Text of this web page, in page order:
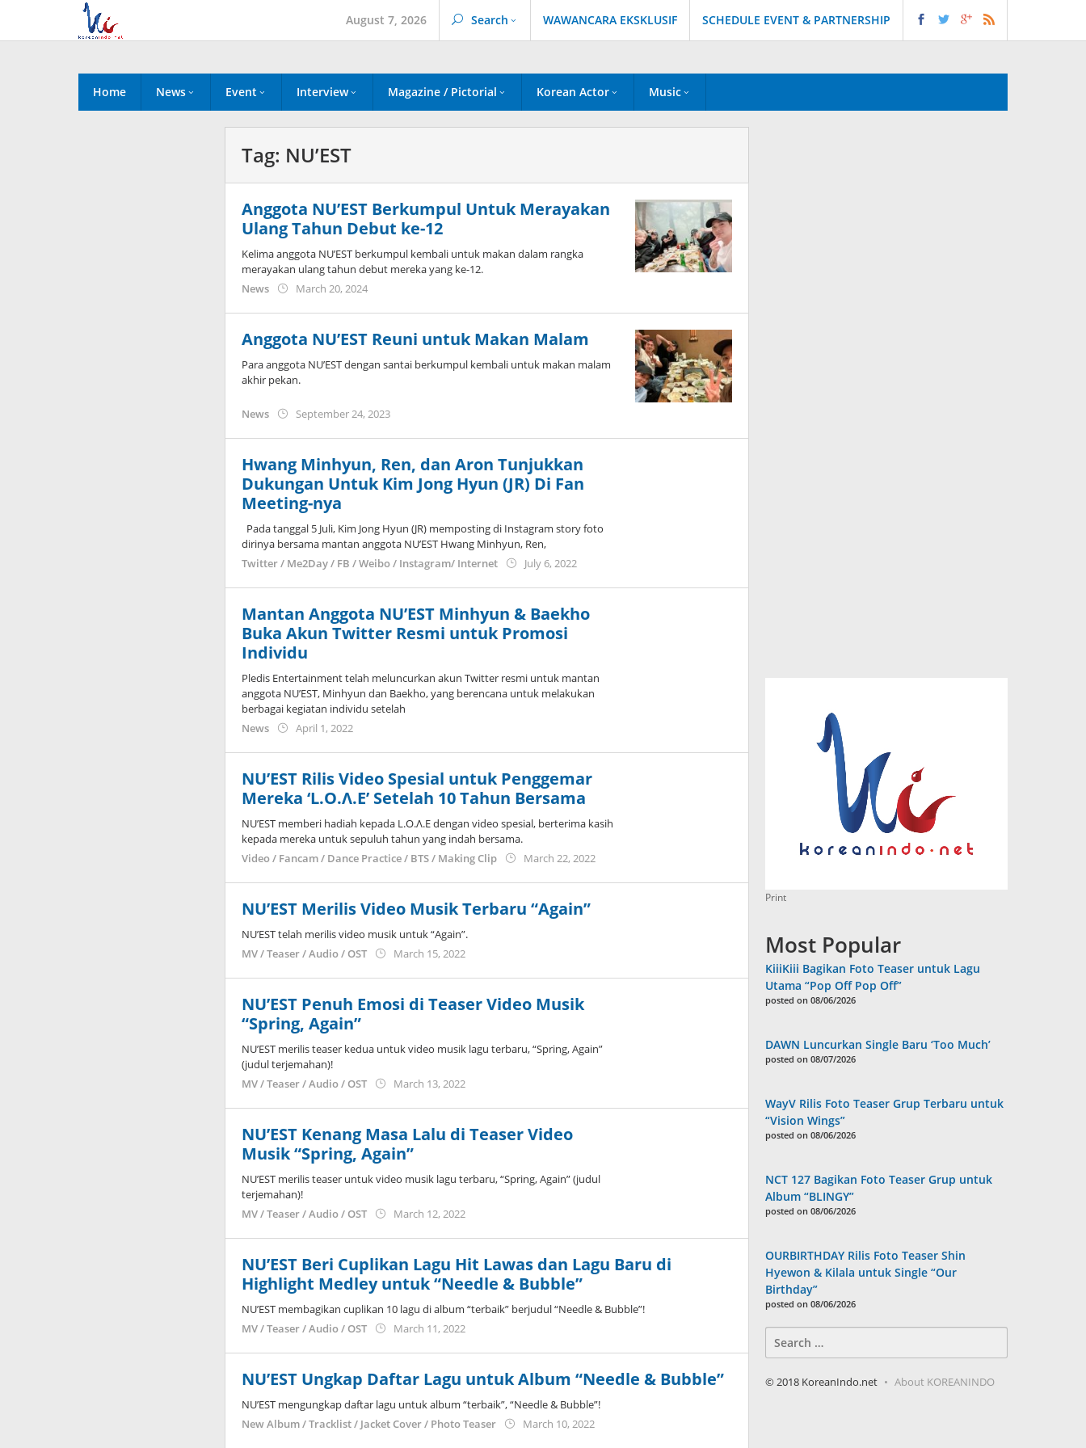
content
August 7, 2026 Search WAWANCARA EKSKLUSIF SCHEDULE EVENT & PARTNERSHIP
Home News Event Interview Magazine / Pictorial Korean Actor Music
Tag: NU’EST
Anggota NU’EST Berkumpul Untuk Merayakan
Ulang Tahun Debut ke-12
Kelima anggota NU’EST berkumpul kembali untuk makan dalam rangka
merayakan ulang tahun debut mereka yang ke-12.
News
March 20, 2024by
Anggota NU’EST Reuni untuk Makan Malam
Para anggota NU’EST dengan santai berkumpul kembali untuk makan malam
akhir pekan.
News September 24, 2023by
Hwang Minhyun, Ren, dan Aron Tunjukkan
Dukungan Untuk Kim Jong Hyun (JR) Di Fan
Meeting-nya
Pada tanggal 5 Juli, Kim Jong Hyun (JR) memposting di Instagram story foto
dirinya bersama mantan anggota NU’EST Hwang Minhyun, Ren,
Twitter / Me2Day / FB / Weibo / Instagram/ Internet
July 6, 2022by
Mantan Anggota NU’EST Minhyun & Baekho
Buka Akun Twitter Resmi untuk Promosi
Individu
Pledis Entertainment telah meluncurkan akun Twitter resmi untuk mantan
anggota NU’EST, Minhyun dan Baekho, yang berencana untuk melakukan
berbagai kegiatan individu setelah
News
April 1, 2022by
NU’EST Rilis Video Spesial untuk Penggemar
Mereka ‘L.O.Λ.E’ Setelah 10 Tahun Bersama
NU’EST memberi hadiah kepada L.O.Λ.E dengan video spesial, berterima kasih
kepada mereka untuk sepuluh tahun yang indah bersama.
Video / Fancam / Dance Practice / BTS / Making Clip
March 22, 2022by
NU’EST Merilis Video Musik Terbaru “Again”
NU’EST telah merilis video musik untuk “Again”.
MV / Teaser / Audio / OST
March 15, 2022by
NU’EST Penuh Emosi di Teaser Video Musik
“Spring, Again”
NU’EST merilis teaser kedua untuk video musik lagu terbaru, “Spring, Again”
(judul terjemahan)!
MV / Teaser / Audio / OST
March 13, 2022by
NU’EST Kenang Masa Lalu di Teaser Video
Musik “Spring, Again”
NU’EST merilis teaser untuk video musik lagu terbaru, “Spring, Again” (judul
terjemahan)!
MV / Teaser / Audio / OST
March 12, 2022by
NU’EST Beri Cuplikan Lagu Hit Lawas dan Lagu Baru di
Highlight Medley untuk “Needle & Bubble”
NU’EST membagikan cuplikan 10 lagu di album “terbaik” berjudul “Needle & Bubble”!
MV / Teaser / Audio / OST
March 11, 2022by
NU’EST Ungkap Daftar Lagu untuk Album “Needle & Bubble”
NU’EST mengungkap daftar lagu untuk album “terbaik”, “Needle & Bubble”!
New Album / Tracklist / Jacket Cover / Photo Teaser
March 10, 2022by
Print
Most Popular
KiiiKiii Bagikan Foto Teaser untuk Lagu
Utama “Pop Off Pop Off”
posted on 08/06/2026
DAWN Luncurkan Single Baru ‘Too Much’
posted on 08/07/2026
WayV Rilis Foto Teaser Grup Terbaru untuk
“Vision Wings”
posted on 08/06/2026
NCT 127 Bagikan Foto Teaser Grup untuk
Album “BLINGY”
posted on 08/06/2026
OURBIRTHDAY Rilis Foto Teaser Shin
Hyewon & Kilala untuk Single “Our
Birthday”
posted on 08/06/2026
for:
© 2018 KoreanIndo.net About KOREANINDO